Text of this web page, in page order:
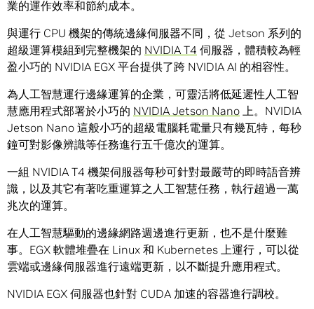
業的運作效率和節約成本。
與運行 CPU 機架的傳統邊緣伺服器不同，從 Jetson 系列的
超級運算模組到完整機架的 NVIDIA T4 伺服器，體積較為輕
盈小巧的 NVIDIA EGX 平台提供了跨 NVIDIA AI 的相容性。
為人工智慧運行邊緣運算的企業，可靈活將低延遲性人工智
慧應用程式部署於小巧的 NVIDIA Jetson Nano 上。NVIDIA
Jetson Nano 這般小巧的超級電腦耗電量只有幾瓦特，每秒
鐘可對影像辨識等任務進行五千億次的運算。
一組 NVIDIA T4 機架伺服器每秒可針對最嚴苛的即時語音辨
識，以及其它有著吃重運算之人工智慧任務，執行超過一萬
兆次的運算。
在人工智慧驅動的邊緣網路週邊進行更新，也不是什麼難
事。EGX 軟體堆疊在 Linux 和 Kubernetes 上運行，可以從
雲端或邊緣伺服器進行遠端更新，以不斷提升應用程式。
NVIDIA EGX 伺服器也針對 CUDA 加速的容器進行調校。